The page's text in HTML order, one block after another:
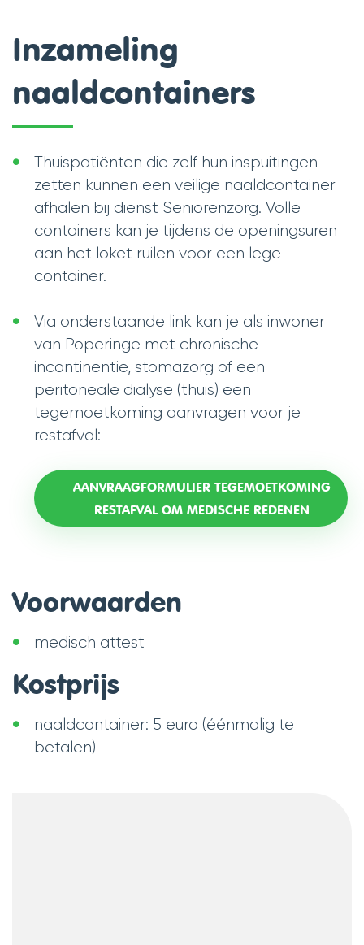
Inzameling
naaldcontainers
Thuispatiënten die zelf hun inspuitingen
zetten kunnen een veilige naaldcontainer
afhalen bij dienst Seniorenzorg. Volle
containers kan je tijdens de openingsuren
aan het loket ruilen voor een lege
container.
Via onderstaande link kan je als inwoner
van Poperinge met chronische
incontinentie, stomazorg of een
peritoneale dialyse (thuis) een
tegemoetkoming aanvragen voor je
restafval:
AANVRAAGFORMULIER TEGEMOETKOMING
RESTAFVAL OM MEDISCHE REDENEN
Voorwaarden
medisch attest
Kostprijs
naaldcontainer: 5 euro (éénmalig te
betalen)